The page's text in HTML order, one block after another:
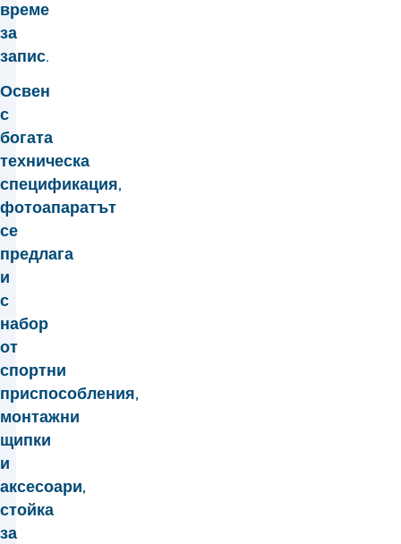
време
за
запис.
Освен
с
богата
техническа
спецификация,
фотоапаратът
се
предлага
и
с
набор
от
спортни
приспособления,
монтажни
щипки
и
аксесоари,
стойка
за